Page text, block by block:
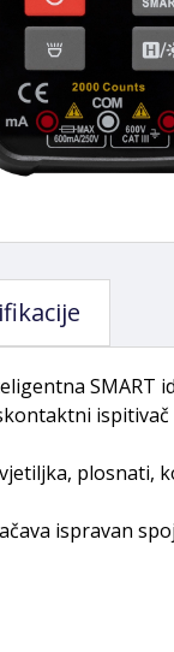
SMART
plosnati,
ispravan